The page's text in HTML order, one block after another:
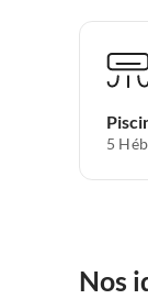
5
Nos